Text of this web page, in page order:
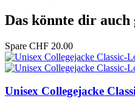
Das könnte dir auch
Spare CHF 20.00
Unisex Collegejacke